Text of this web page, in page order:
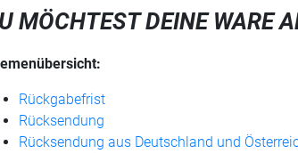
MÖCHTEST DEINE WARE
Rückgabefrist
Rücksendung
Rücksendung aus Deutschland und